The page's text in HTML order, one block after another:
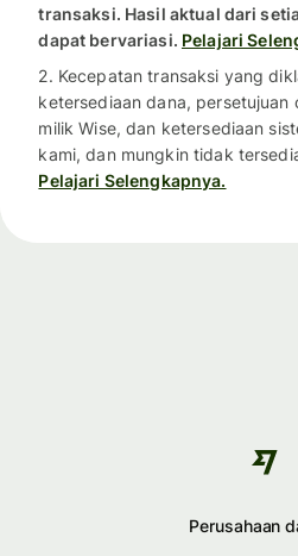
transaksi. Hasil aktual dari
dapat bervariasi. Pelajari
2. Kecepatan transaksi yang
ketersediaan dana, persetujuan
milik Wise, dan ketersediaan
kami, dan mungkin tidak
Pelajari Selengkapnya.
Perusahaan